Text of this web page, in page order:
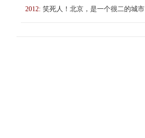
2012: 笑死人！北京，是一个很二的城市